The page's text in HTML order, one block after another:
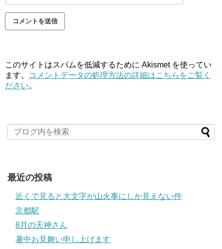
このサイトはスパムを低減するために Akismet を使ってい
ます。
コメントデータの処理方法の詳細はこちらをご覧く
ださい。
最近の投稿
近くで見ると大文字が山火事にしか見えない件
京都駅
8月の天神さん
暑中お見舞い申し上げます